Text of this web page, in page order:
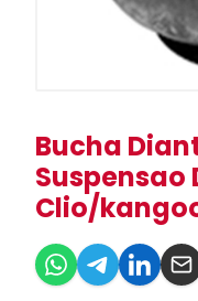
Bucha
Suspensao
Clio/